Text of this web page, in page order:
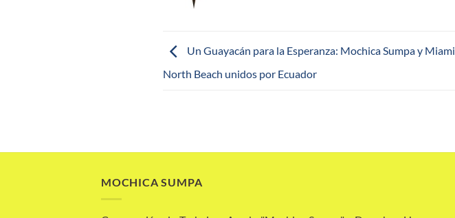
Un Guayacán para la Esperanza: Mochica Sumpa y Miami
North Beach unidos por Ecuador
MOCHICA SUMPA